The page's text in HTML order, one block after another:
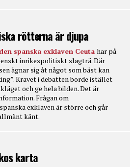
rötterna är djupa
spanska exklaven Ceuta har på
inrikespolitiskt slagträ. Där
ägnar sig åt något som bäst kan
Kravet i debatten borde istället
och ge hela bilden. Det är
Frågan om
exklaven är större och går
känt.
karta